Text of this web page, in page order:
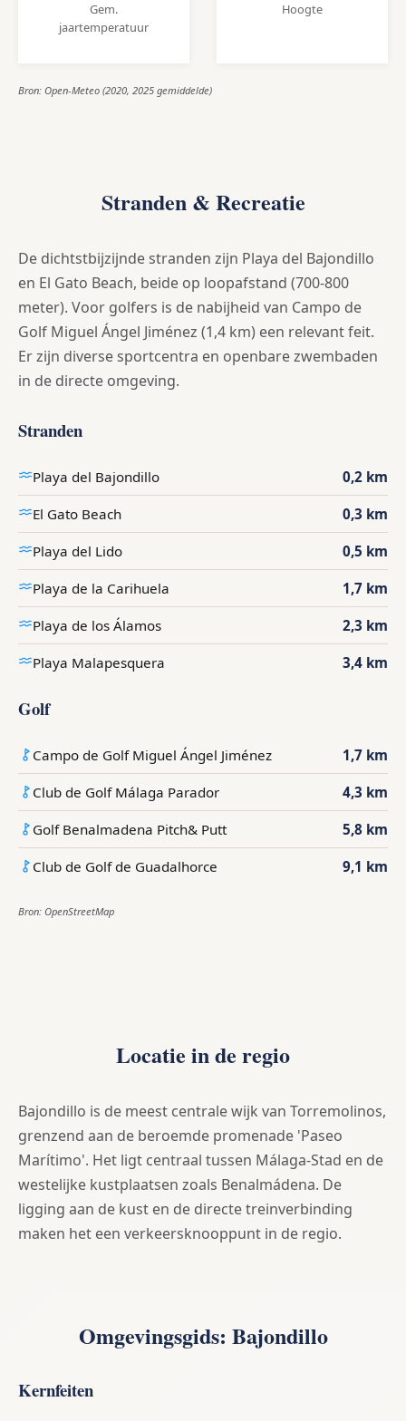
Gem.
jaartemperatuur
Hoogte
Bron: Open-Meteo (2020, 2025 gemiddelde)
Stranden & Recreatie
De dichtstbijzijnde stranden zijn Playa del Bajondillo
en El Gato Beach, beide op loopafstand (700-800
meter). Voor golfers is de nabijheid van Campo de
Golf Miguel Ángel Jiménez (1,4 km) een relevant feit.
Er zijn diverse sportcentra en openbare zwembaden
in de directe omgeving.
Stranden
Playa del Bajondillo 0,2 km
El Gato Beach 0,3 km
Playa del Lido 0,5 km
Playa de la Carihuela 1,7 km
Playa de los Álamos 2,3 km
Playa Malapesquera 3,4 km
Golf
Campo de Golf Miguel Ángel Jiménez 1,7 km
Club de Golf Málaga Parador 4,3 km
Golf Benalmadena Pitch& Putt 5,8 km
Club de Golf de Guadalhorce 9,1 km
Bron: OpenStreetMap
Locatie in de regio
Bajondillo is de meest centrale wijk van Torremolinos,
grenzend aan de beroemde promenade 'Paseo
Marítimo'. Het ligt centraal tussen Málaga-Stad en de
westelijke kustplaatsen zoals Benalmádena. De
ligging aan de kust en de directe treinverbinding
maken het een verkeersknooppunt in de regio.
Omgevingsgids: Bajondillo
Kernfeiten